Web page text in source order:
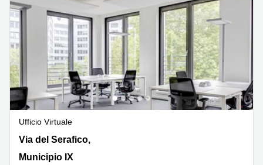
Ufficio Virtuale
Via del Serafico, 89-91, Municipio IX
Via del Serafico,
Municipio IX